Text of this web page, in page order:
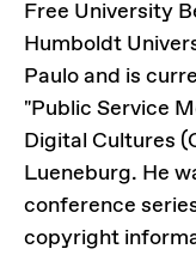
Free University
Humboldt
Paulo and is
"Public Service
Digital Cultures
Lueneburg. He
conference
copyright